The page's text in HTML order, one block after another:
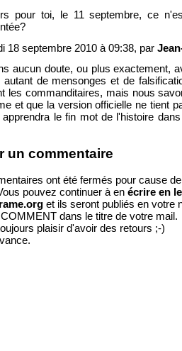
pour toi, le 11 septembre, ce
18 septembre 2010 à 09:38, par
aucun doute, ou plus exactement,
autant de mensonges et de
les commanditaires, mais nous
et que la version officielle ne tient
apprendra le fin mot de l'histoire
un commentaire
ont été fermés pour cause
pouvez continuer à en écrire en
et ils seront publiés en votre
dans le titre de votre mail.
plaisir d'avoir des retours ;-)